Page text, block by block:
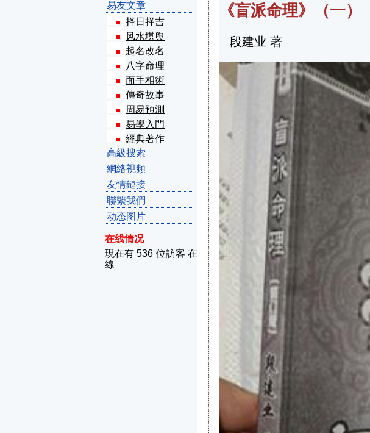
易友文章
择日择吉
风水堪舆
起名改名
八字命理
面手相術
傳奇故事
周易預測
易學入門
經典著作
高級搜索
網絡視頻
友情鏈接
聯繫我們
动态图片
在线情况
現在有 536 位訪客 在
線
《盲派命理》（一）
段建业 著